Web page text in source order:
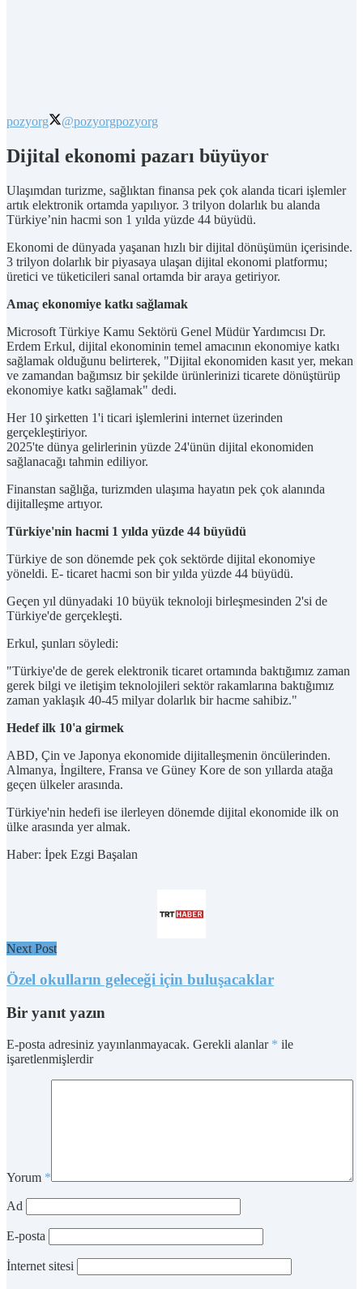
pozyorg @pozyorgpozyorg
Dijital ekonomi pazarı büyüyor
Ulaşımdan turizme, sağlıktan finansa pek çok alanda ticari işlemler
artık elektronik ortamda yapılıyor. 3 trilyon dolarlık bu alanda
Türkiye’nin hacmi son 1 yılda yüzde 44 büyüdü.
Ekonomi de dünyada yaşanan hızlı bir dijital dönüşümün içerisinde.
3 trilyon dolarlık bir piyasaya ulaşan dijital ekonomi platformu;
üretici ve tüketicileri sanal ortamda bir araya getiriyor.
Amaç ekonomiye katkı sağlamak
Microsoft Türkiye Kamu Sektörü Genel Müdür Yardımcısı Dr.
Erdem Erkul, dijital ekonominin temel amacının ekonomiye katkı
sağlamak olduğunu belirterek, "Dijital ekonomiden kasıt yer, mekan
ve zamandan bağımsız bir şekilde ürünlerinizi ticarete dönüştürüp
ekonomiye katkı sağlamak" dedi.
Her 10 şirketten 1'i ticari işlemlerini internet üzerinden
gerçekleştiriyor.
2025'te dünya gelirlerinin yüzde 24'ünün dijital ekonomiden
sağlanacağı tahmin ediliyor.
Finanstan sağlığa, turizmden ulaşıma hayatın pek çok alanında
dijitalleşme artıyor.
Türkiye'nin hacmi 1 yılda yüzde 44 büyüdü
Türkiye de son dönemde pek çok sektörde dijital ekonomiye
yöneldi. E- ticaret hacmi son bir yılda yüzde 44 büyüdü.
Geçen yıl dünyadaki 10 büyük teknoloji birleşmesinden 2'si de
Türkiye'de gerçekleşti.
Erkul, şunları söyledi:
"Türkiye'de de gerek elektronik ticaret ortamında baktığımız zaman
gerek bilgi ve iletişim teknolojileri sektör rakamlarına baktığımız
zaman yaklaşık 40-45 milyar dolarlık bir hacme sahibiz."
Hedef ilk 10'a girmek
ABD, Çin ve Japonya ekonomide dijitalleşmenin öncülerinden.
Almanya, İngiltere, Fransa ve Güney Kore de son yıllarda atağa
geçen ülkeler arasında.
Türkiye'nin hedefi ise ilerleyen dönemde dijital ekonomide ilk on
ülke arasında yer almak.
Haber: İpek Ezgi Başalan
Next Post
Özel okulların geleceği için buluşacaklar
Bir yanıt yazın
E-posta adresiniz yayınlanmayacak. Gerekli alanlar * ile
işaretlenmişlerdir
Yorum *
Ad
E-posta
İnternet sitesi